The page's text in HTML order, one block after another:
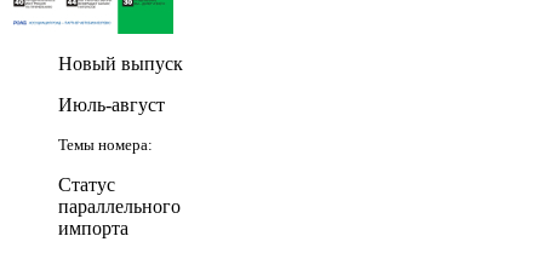
Новый выпуск
Июль-август
Темы номера:
Статус
параллельного
импорта